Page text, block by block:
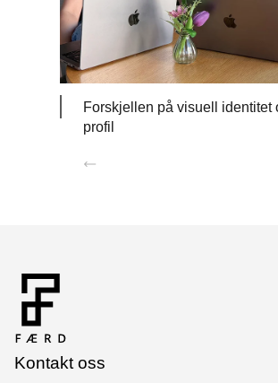
Forskjellen på visuell identitet
profil
Kontakt oss